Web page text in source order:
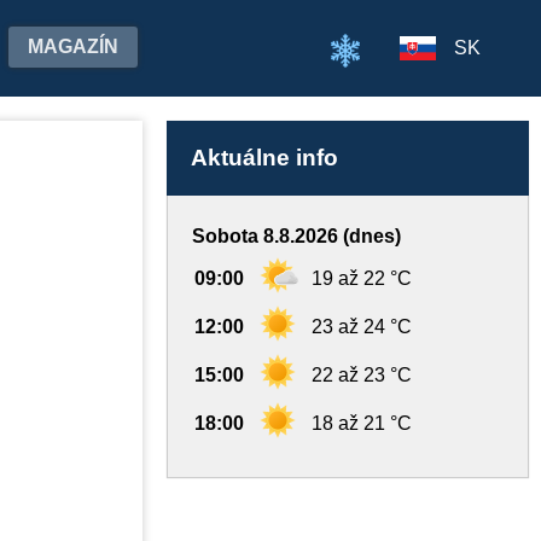
MAGAZÍN SK
Aktuálne info
Sobota 8.8.2026 (dnes)
09:00 19 až 22 °C
12:00 23 až 24 °C
15:00 22 až 23 °C
18:00 18 až 21 °C